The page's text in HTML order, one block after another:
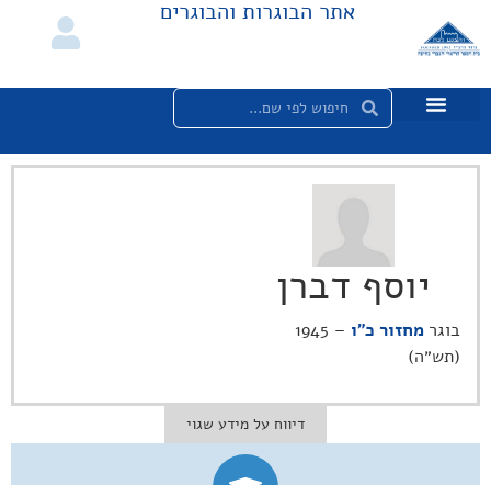
אתר הבוגרות והבוגרים
יוסף דברן
בוגר מחזור כ"ו
– 1945
(תש״ה)
דיווח על מידע שגוי